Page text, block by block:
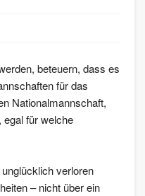
beteuern, dass es
für das
Nationalmannschaft,
für welche
verloren
– nicht über ein